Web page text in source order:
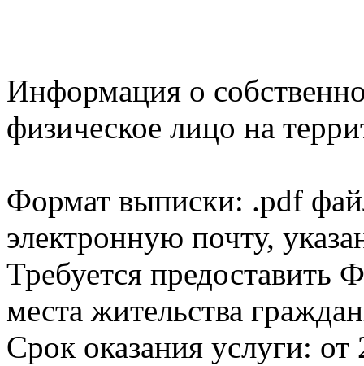
Информация о
физическое лицо на
Формат выписки: .pdf
электронную почту,
Требуется
места жительства
Срок оказания услуги: от